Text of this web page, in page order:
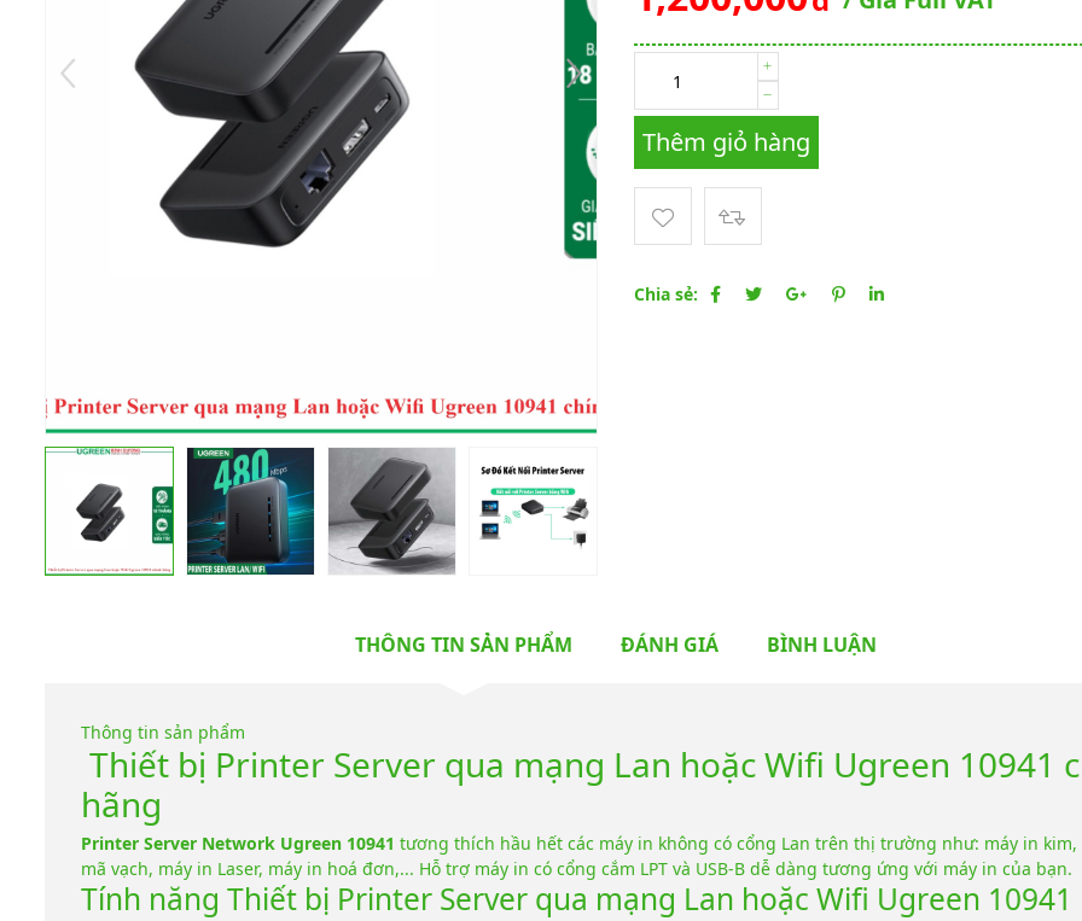
Thêm giỏ hàng
Chia sẻ:
THÔNG TIN SẢN PHẨM ĐÁNH GIÁ BÌNH LUẬN
Thông tin sản phẩm
Thiết bị Printer Server qua mạng Lan hoặc Wifi Ugreen 10941
hãng
Printer Server Network Ugreen 10941 tương thích hầu hết các máy in không có cổng Lan trên thị trường như: máy in kim,
mã vạch, máy in Laser, máy in hoá đơn,... Hỗ trợ máy in có cổng cắm LPT và USB-B dễ dàng tương ứng với máy in của bạn.
Tính năng Thiết bị Printer Server qua mạng Lan hoặc Wifi Ugreen 10941